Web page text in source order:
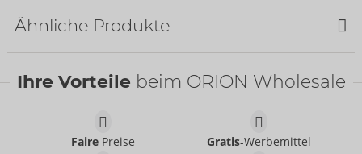
Ähnliche Produkte
Ihre Vorteile beim ORION Wholesale
FairePreise Gratis-Werbemittel